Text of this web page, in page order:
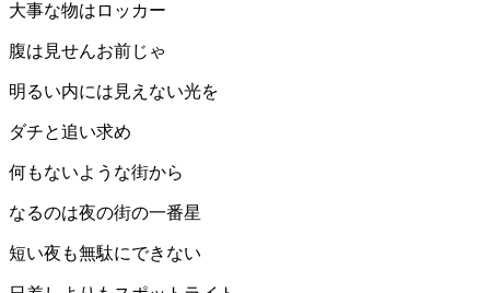
大事な物はロッカー
腹は見せんお前じゃ
明るい内には見えない光を
ダチと追い求め
何もないような街から
なるのは夜の街の一番星
短い夜も無駄にできない